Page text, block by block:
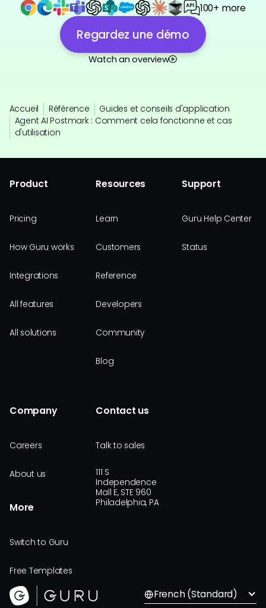
100+ more
Regardez une démo
Watch an overview
Accueil Référence
Guides et conseils d'application
Agent AI Postmark : Comment cela fonctionne et cas
d'utilisation
Product
Pricing
How Guru works
Integrations
All features
All solutions
Resources
Learn
Customers
Reference
Developers
Community
Blog
Support
Guru Help Center
Status
Company
Careers
About us
More
Switch to Guru
Free Templates
Contact us
Talk to sales
111 S
Independence
Mall E, STE 960
Philadelphia, PA
French (Standard)